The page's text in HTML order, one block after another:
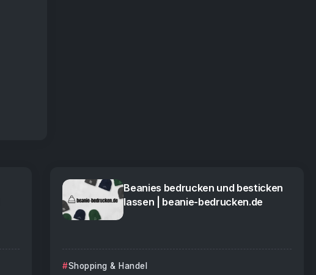
Beanies bedrucken und besticken
lassen | beanie-bedrucken.de
Shopping & Handel